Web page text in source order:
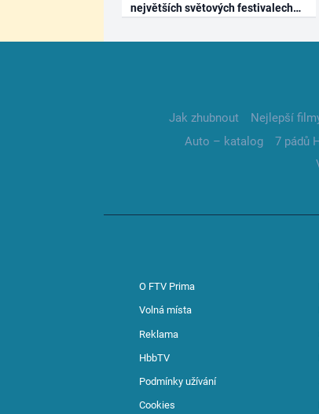
největších světových festivalech
Jak zhubnout Nejlepší
Auto – katalog
7 pádů
O FTV Prima
Volná místa
Reklama
HbbTV
Podmínky užívání
Cookies